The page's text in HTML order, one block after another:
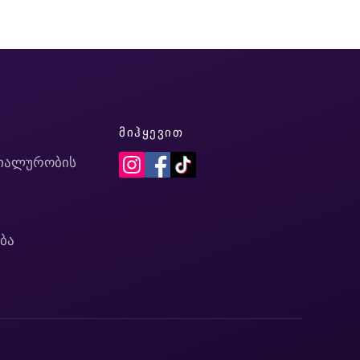
ᲛᲘᲰᲧᲔᲕᲘᲗ